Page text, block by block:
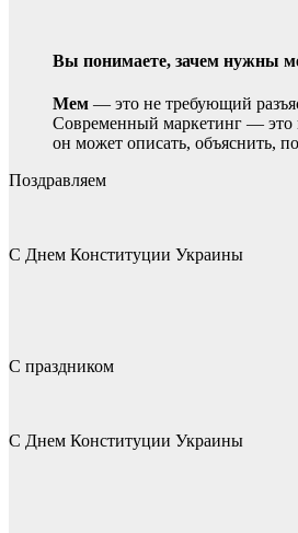
Вы понимаете, зачем нужны
Мем — это не требующий
Современный маркетинг — это
он может описать, объяснить,
Поздравляем
С Днем Конституции Украины
С праздником
С Днем Конституции Украины